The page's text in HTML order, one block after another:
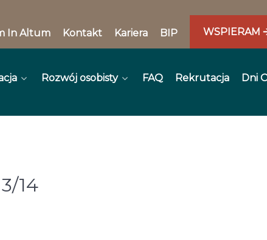
In Altum Kontakt Kariera BIP WSPIERAM
Rozwój osobisty FAQ Rekrutacja Dni
14